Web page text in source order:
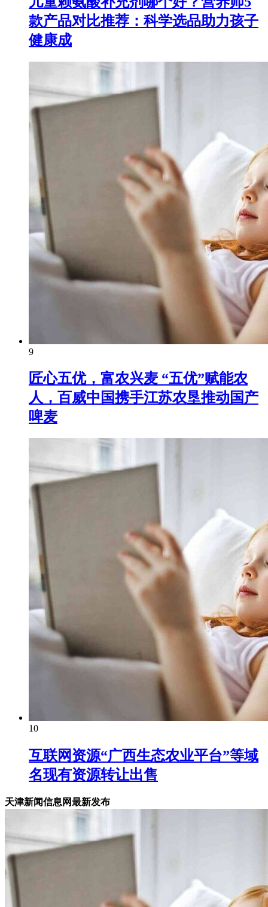
款产品对比推荐：科学选品助力孩子
健康成
9
匠心五优，富农兴麦 “五优”赋能农
人，百威中国携手江苏农垦推动国产
啤麦
10
互联网资源“广西生态农业平台”等域
名现有资源转让出售
天津新闻信息网最新发布